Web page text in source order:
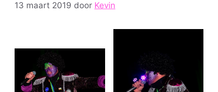
13 maart 2019 door Kevin